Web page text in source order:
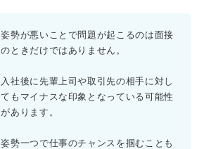
姿勢が悪いことで問題が起こるのは面接
のときだけではありません。
入社後に先輩上司や取引先の相手に対し
てもマイナスな印象となっている可能性
があります。
姿勢一つで仕事のチャンスを掴むことも